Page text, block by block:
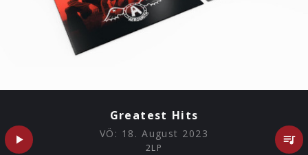
Greatest Hits
VÖ: 18. August 2023
2LP